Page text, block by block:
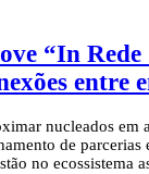
“In Rede
entre
nucleados em
de parcerias
no ecossistema